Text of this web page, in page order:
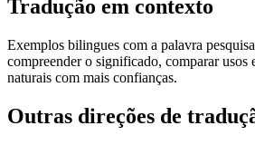
Tradução em contexto
Exemplos bilingues com a palavra
compreender o significado, comparar usos
naturais com mais confianças.
Outras direções de